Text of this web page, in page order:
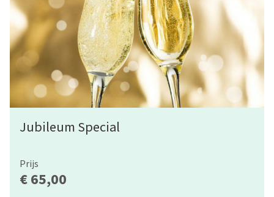
Jubileum Special
Prijs
€ 65,00